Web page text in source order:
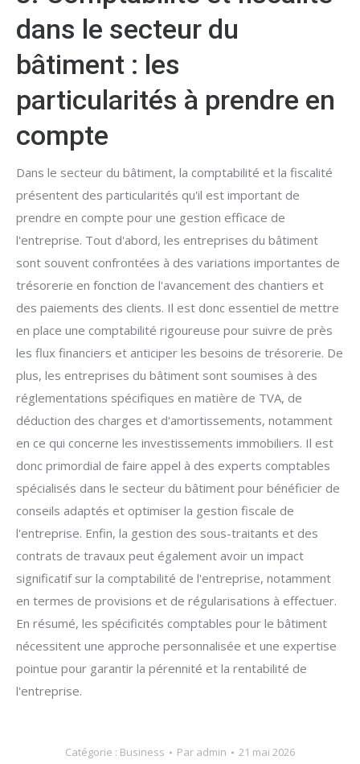
dans le secteur du
bâtiment : les
particularités à prendre en
compte
Dans le secteur du bâtiment, la comptabilité et la fiscalité
présentent des particularités qu'il est important de
prendre en compte pour une gestion efficace de
l'entreprise. Tout d'abord, les entreprises du bâtiment
sont souvent confrontées à des variations importantes de
trésorerie en fonction de l'avancement des chantiers et
des paiements des clients. Il est donc essentiel de mettre
en place une comptabilité rigoureuse pour suivre de près
les flux financiers et anticiper les besoins de trésorerie. De
plus, les entreprises du bâtiment sont soumises à des
réglementations spécifiques en matière de TVA, de
déduction des charges et d'amortissements, notamment
en ce qui concerne les investissements immobiliers. Il est
donc primordial de faire appel à des experts comptables
spécialisés dans le secteur du bâtiment pour bénéficier de
conseils adaptés et optimiser la gestion fiscale de
l'entreprise. Enfin, la gestion des sous-traitants et des
contrats de travaux peut également avoir un impact
significatif sur la comptabilité de l'entreprise, notamment
en termes de provisions et de régularisations à effectuer.
En résumé, les spécificités comptables pour le bâtiment
nécessitent une approche personnalisée et une expertise
pointue pour garantir la pérennité et la rentabilité de
l'entreprise.
Catégorie : Business Par admin 21 mai 2026